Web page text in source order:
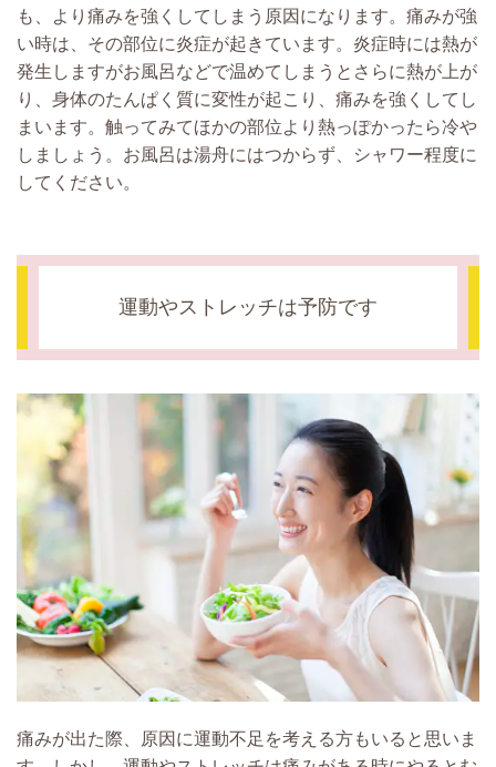
も、より痛みを強くしてしまう原因になります。痛みが強
い時は、その部位に炎症が起きています。炎症時には熱が
発生しますがお風呂などで温めてしまうとさらに熱が上が
り、身体のたんぱく質に変性が起こり、痛みを強くしてし
まいます。触ってみてほかの部位より熱っぽかったら冷や
しましょう。お風呂は湯舟にはつからず、シャワー程度に
してください。
運動やストレッチは予防です
痛みが出た際、原因に運動不足を考える方もいると思いま